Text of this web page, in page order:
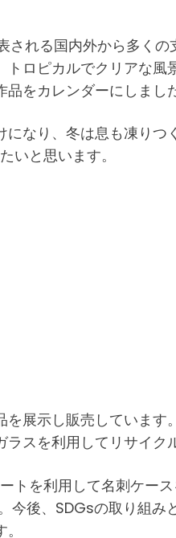
れる国内外から多く
ロピカルでクリアな
をカレンダーにしました
なり、冬は息も凍りつ
いと思います。
展示し販売していま
スを利用してリサイク
トを利用して名刺ケー
後、SDGsの取り組